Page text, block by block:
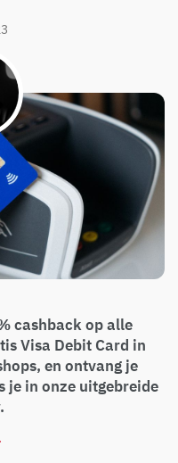
cashback op alle
Visa Debit Card in
en ontvang je
je in onze uitgebreide